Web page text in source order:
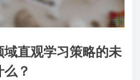
域直观学习策略的未
？